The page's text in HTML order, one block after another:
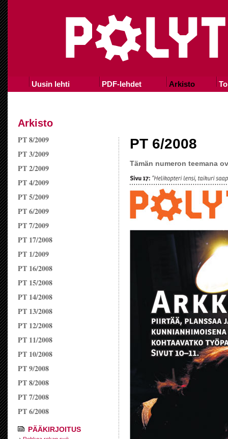
Uusin lehti PDF-lehdet Arkisto
Arkisto
PT 8/2009
PT 3/2009
PT 2/2009
PT 4/2009
PT 5/2009
PT 6/2009
PT 7/2009
PT 17/2008
PT 1/2009
PT 16/2008
PT 15/2008
PT 14/2008
PT 13/2008
PT 12/2008
PT 11/2008
PT 10/2008
PT 9/2008
PT 8/2008
PT 7/2008
PT 6/2008
PÄÄKIRJOITUS
PT 6/2008
Tämän numeron teemana